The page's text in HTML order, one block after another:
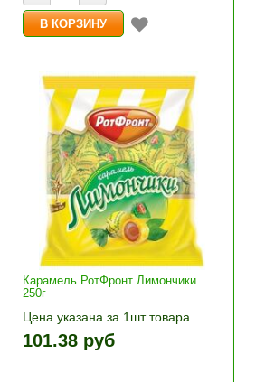
Карамель РотФронт Лимончики
250г
Цена указана за 1шт товара.
1шт прибавляется кнопками «+»
и «-». Выберите нужное
101.38 руб